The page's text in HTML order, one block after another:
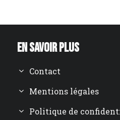
En savoir plus
Contact
Mentions légales
Politique de